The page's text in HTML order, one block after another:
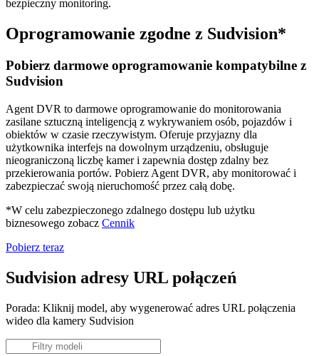
bezpieczny monitoring.
Oprogramowanie zgodne z Sudvision*
Pobierz darmowe oprogramowanie kompatybilne z
Sudvision
Agent DVR to darmowe oprogramowanie do monitorowania
zasilane sztuczną inteligencją z wykrywaniem osób, pojazdów i
obiektów w czasie rzeczywistym. Oferuje przyjazny dla
użytkownika interfejs na dowolnym urządzeniu, obsługuje
nieograniczoną liczbę kamer i zapewnia dostęp zdalny bez
przekierowania portów. Pobierz Agent DVR, aby monitorować i
zabezpieczać swoją nieruchomość przez całą dobę.
*W celu zabezpieczonego zdalnego dostępu lub użytku
biznesowego zobacz Cennik
Pobierz teraz
Sudvision adresy URL połączeń
Porada: Kliknij model, aby wygenerować adres URL połączenia
wideo dla kamery Sudvision